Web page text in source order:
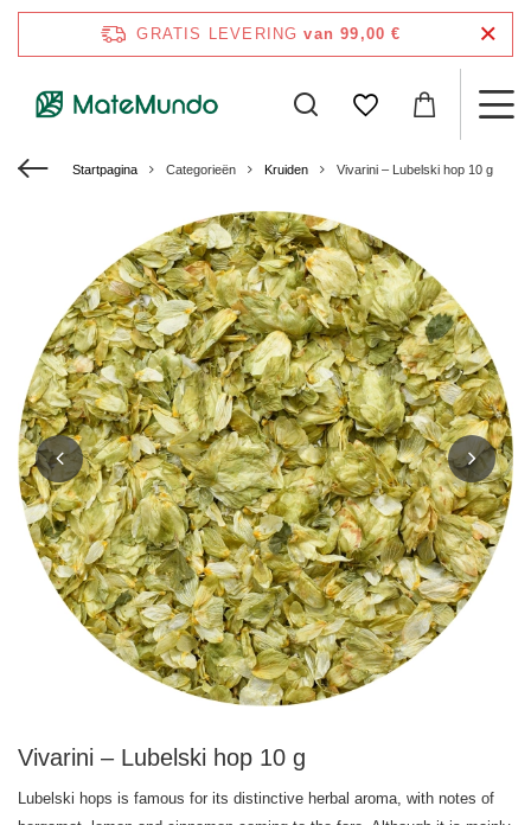
GRATIS LEVERING van 99,00 €
Startpagina Categorieën Kruiden Vivarini – Lubelski hop 10 g
Vivarini – Lubelski hop 10 g
Lubelski hops is famous for its distinctive herbal aroma, with notes of